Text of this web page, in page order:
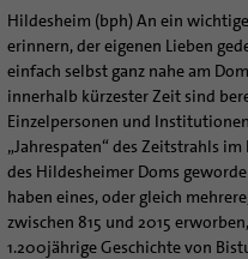
Hildesheim (bph) An ein
erinnern, der eigenen Lieben
einfach selbst ganz nahe am
innerhalb kürzester Zeit sind
Einzelpersonen und Institutionen
„Jahrespaten“ des Zeitstrahls im
des Hildesheimer Doms
haben eines, oder gleich
zwischen 815 und 2015
1.200jährige Geschichte von